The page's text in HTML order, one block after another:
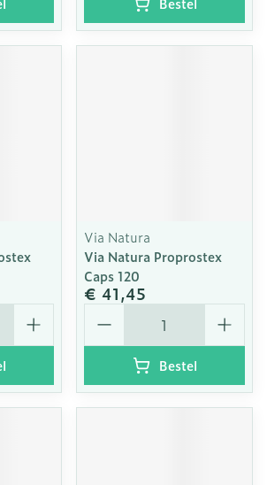
Via Natura
Via Natura Proprostex
Caps 120
€ 41,45
Aantal
Bestel